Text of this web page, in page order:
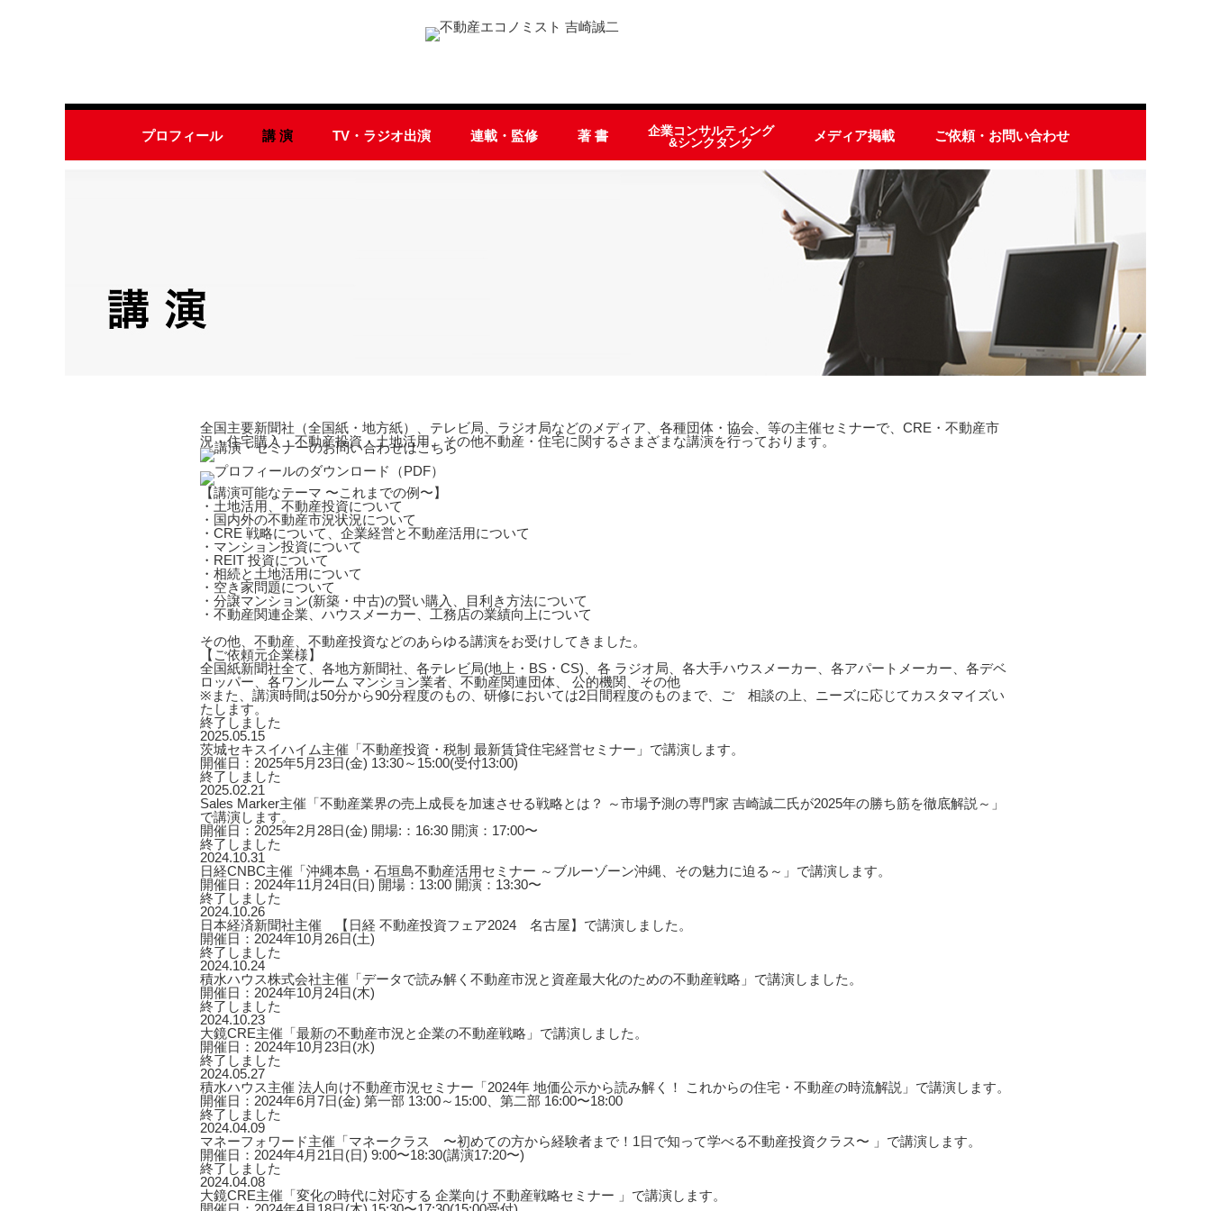
プロフィール 講 演 TV・ラジオ出演 連載・監修 著 書
企業コンサルティング
&シンクタンク
メディア掲載 ご依頼・お問い合わせ
全国主要新聞社（全国紙・地方紙）、テレビ局、ラジオ局などのメディア、各種団体・協会、等の主催セミナーで、CRE・不動産市
況・住宅購入・不動産投資・土地活用、その他不動産・住宅に関するさまざまな講演を行っております。
【講演可能なテーマ 〜これまでの例〜】
・土地活用、不動産投資について
・国内外の不動産市況状況について
・CRE 戦略について、企業経営と不動産活用について
・マンション投資について
・REIT 投資について
・相続と土地活用について
・空き家問題について
・分譲マンション(新築・中古)の賢い購入、目利き方法について
・不動産関連企業、ハウスメーカー、工務店の業績向上について
その他、不動産、不動産投資などのあらゆる講演をお受けしてきました。
【ご依頼元企業様】
全国紙新聞社全て、各地方新聞社、各テレビ局(地上・BS・CS)、各 ラジオ局、各大手ハウスメーカー、各アパートメーカー、各デベ
ロッパー、各ワンルーム マンション業者、不動産関連団体、 公的機関、その他
※また、講演時間は50分から90分程度のもの、研修においては2日間程度のものまで、ご゙相談の上、ニーズに応じてカスタマイズい
たします。
終了しました
2025.05.15
茨城セキスイハイム主催「不動産投資・税制 最新賃貸住宅経営セミナー」で講演します。
開催日：2025年5月23日(金) 13:30～15:00(受付13:00)
終了しました
2025.02.21
Sales Marker主催「不動産業界の売上成長を加速させる戦略とは？ ～市場予測の専門家 吉崎誠二氏が2025年の勝ち筋を徹底解説～」
で講演します。
開催日：2025年2月28日(金) 開場:：16:30 開演：17:00〜
終了しました
2024.10.31
日経CNBC主催「沖縄本島・石垣島不動産活用セミナー ～ブルーゾーン沖縄、その魅力に迫る～」で講演します。
開催日：2024年11月24日(日) 開場：13:00 開演：13:30〜
終了しました
2024.10.26
日本経済新聞社主催 【日経 不動産投資フェア2024 名古屋】で講演しました。
開催日：2024年10月26日(土)
終了しました
2024.10.24
積水ハウス株式会社主催「データで読み解く不動産市況と資産最大化のための不動産戦略」で講演しました。
開催日：2024年10月24日(木)
終了しました
2024.10.23
大鏡CRE主催「最新の不動産市況と企業の不動産戦略」で講演しました。
開催日：2024年10月23日(水)
終了しました
2024.05.27
積水ハウス主催 法人向け不動産市況セミナー「2024年 地価公示から読み解く！ これからの住宅・不動産の時流解説」で講演します。
開催日：2024年6月7日(金) 第一部 13:00～15:00、第二部 16:00〜18:00
終了しました
2024.04.09
マネーフォワード主催「マネークラス 〜初めての方から経験者まで！1日で知って学べる不動産投資クラス〜 」で講演します。
開催日：2024年4月21日(日) 9:00〜18:30(講演17:20〜)
終了しました
2024.04.08
大鏡CRE主催「変化の時代に対応する 企業向け 不動産戦略セミナー 」で講演します。